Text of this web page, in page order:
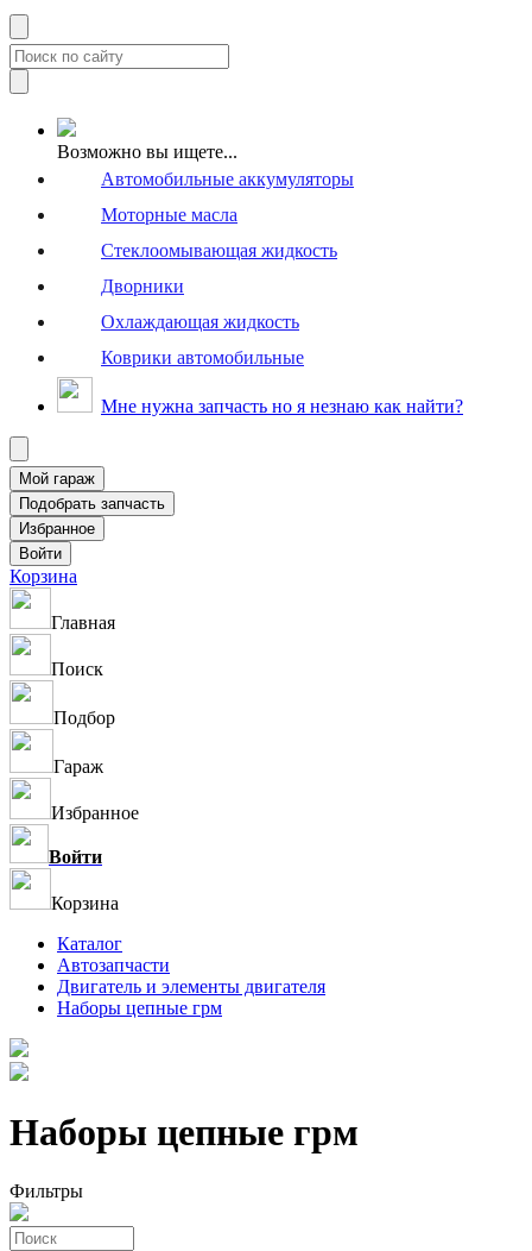
Возможно вы ищете...
Автомобильные аккумуляторы
Моторные масла
Стеклоомывающая жидкость
Дворники
Охлаждающая жидкость
Коврики автомобильные
Мне нужна запчасть но я незнаю как найти?
Корзина
Главная
Поиск
Подбор
Гараж
Избранное
Войти
Корзина
Каталог
Автозапчасти
Двигатель и элементы двигателя
Наборы цепные грм
Наборы цепные грм
Фильтры